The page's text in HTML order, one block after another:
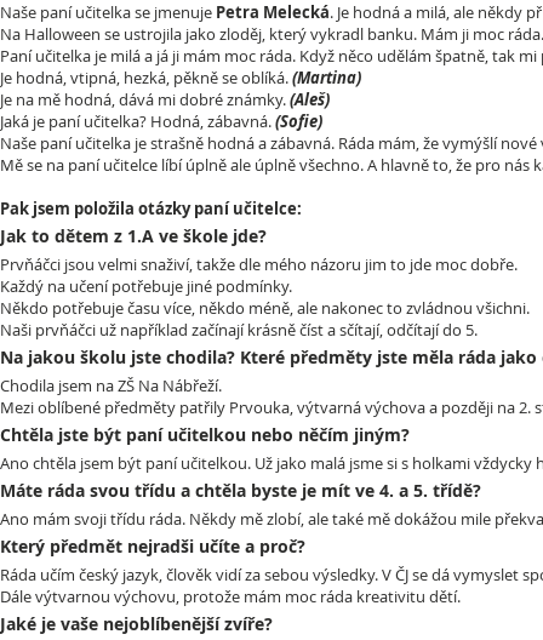
Naše paní učitelka se jmenuje Petra Melecká. Je hodná a milá, ale někdy
Na Halloween se ustrojila jako zloděj, který vykradl banku. Mám ji moc
Paní učitelka je milá a já ji mám moc ráda. Když něco udělám špatně, tak
Je hodná, vtipná, hezká, pěkně se oblíká.(Martina)
Je na mě hodná, dává mi dobré známky.(Aleš)
Jaká je paní učitelka? Hodná, zábavná.(Sofie)
Naše paní učitelka je strašně hodná a zábavná. Ráda mám, že vymýšlí
Mě se na paní učitelce líbí úplně ale úplně všechno. A hlavně to, že pro
Pak jsem položila otázky paní učitelce:
Jak to dětem z 1.A ve škole jde?
Prvňáčci jsou velmi snaživí, takže dle mého názoru jim to jde moc dobře.
Každý na učení potřebuje jiné podmínky.
Někdo potřebuje času více, někdo méně, ale nakonec to zvládnou všichni.
Naši prvňáčci už například začínají krásně číst a sčítají, odčítají do 5.
Na jakou školu jste chodila? Které předměty jste měla ráda jako
Chodila jsem na ZŠ Na Nábřeží.
Mezi oblíbené předměty patřily Prvouka, výtvarná výchova a později na 2.
Chtěla jste být paní učitelkou nebo něčím jiným?
Ano chtěla jsem být paní učitelkou. Už jako malá jsme si s holkami vždycky
Máte ráda svou třídu a chtěla byste je mít ve 4. a 5. třídě?
Ano mám svoji třídu ráda. Někdy mě zlobí, ale také mě dokážou mile
Který předmět nejradši učíte a proč?
Ráda učím český jazyk, člověk vidí za sebou výsledky. V ČJ se dá vymyslet
Dále výtvarnou výchovu, protože mám moc ráda kreativitu dětí.
Jaké je vaše nejoblíbenější zvíře?